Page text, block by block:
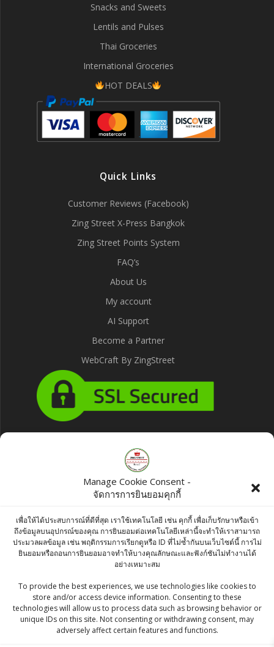
Manage Cookie Consent -
จัดการการยินยอมคุกกี้
เพื่อให้ได้ประสบการณ์ที่ดีที่สุด เราใช้เทคโนโลยี เช่น คุกกี้ เพื่อเก็บรักษาหรือเข้า
ถึงข้อมูลบนอุปกรณ์ของคุณ การยินยอมต่อเทคโนโลยีเหล่านี้จะทำให้เราสามารถ
ประมวลผลข้อมูล เช่น พฤติกรรมการเรียกดูหรือ ID ที่ไม่ซ้ำกันบนเว็บไซต์นี้ การไม่
ยินยอมหรือถอนการยินยอมอาจทำให้บางคุณลักษณะและฟังก์ชันไม่ทำงานได้
อย่างเหมาะสม
To provide the best experiences, we use technologies like cookies to
store and/or access device information. Consenting to these
technologies will allow us to process data such as browsing behavior or
unique IDs on this site. Not consenting or withdrawing consent, may
adversely affect certain features and functions.
Snacks and Sweets
Lentils and Pulses
Thai Groceries
International Groceries
HOT DEALS
Quick Links
Customer Reviews (Facebook)
Zing Street X-Press Bangkok
Zing Street Points System
FAQ’s
About Us
My account
AI Support
Become a Partner
WebCraft By ZingStreet
Products
Everest Turmeric Powder ( Haldi Powder )
฿42.00
Pari Sella Basmati Rice 5kg bag
Original
price
was:
฿435.00.
413.25Current
price
is:
฿413.25.
KC BAY LEAVES / ใบกระวาน / TEJ PATTA
100gr